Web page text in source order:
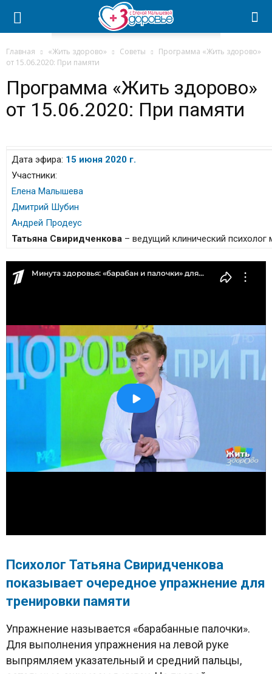
Главная «Жить здорово» Советы
Программа «Жить здорово»
от 15.06.2020: При памяти
Программа «Жить здорово»
от 15.06.2020: При памяти
Дата эфира: 15 июня 2020 г.
Участники:
Елена Малышева
Дмитрий Шубин
Андрей Продеус
Татьяна Свиридченкова – ведущий клинический
Психолог Татьяна Свиридченкова
показывает очередное упражнение для
тренировки памяти
Упражнение называется «барабанные палочки».
Для выполнения упражнения на левой руке
выпрямляем указательный и средний пальцы,